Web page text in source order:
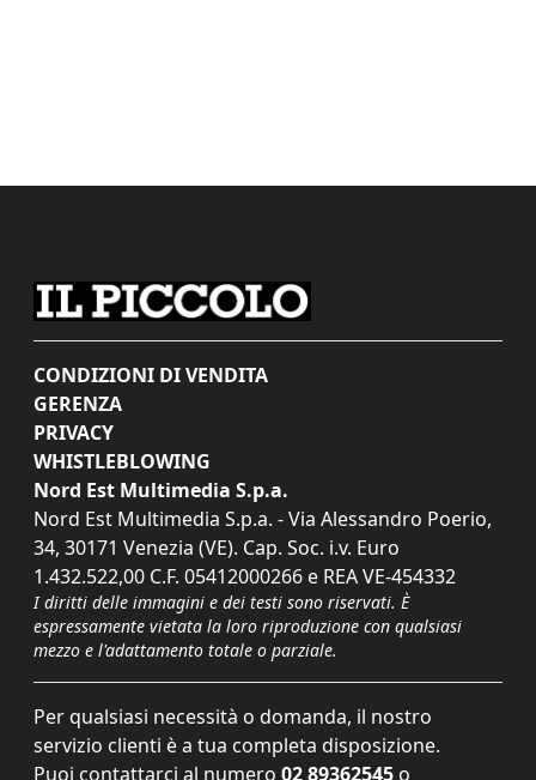
CONDIZIONI DI VENDITA
GERENZA
PRIVACY
WHISTLEBLOWING
Nord Est Multimedia S.p.a.
Nord Est Multimedia S.p.a. - Via Alessandro Poerio,
34, 30171 Venezia (VE). Cap. Soc. i.v. Euro
1.432.522,00 C.F. 05412000266 e REA VE-454332
I diritti delle immagini e dei testi sono riservati. È
espressamente vietata la loro riproduzione con qualsiasi
mezzo e l'adattamento totale o parziale.
Per qualsiasi necessità o domanda, il nostro
servizio clienti è a tua completa disposizione.
Puoi contattarci al numero 02 89362545 o